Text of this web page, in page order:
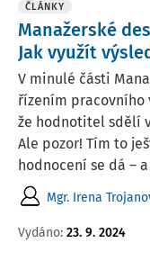
ČLÁNKY
Manažerské
Jak využít
V minulé části
řízením pracovního
že hodnotitel sdělí
Ale pozor! Tím to
hodnocení se dá –
Mgr. Irena
Vydáno: 23. 9. 2024